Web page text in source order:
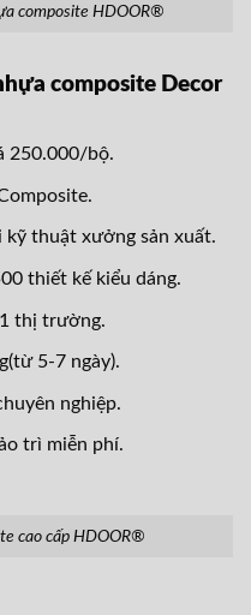
composite HDOOR®
composite Decor
250.000/bộ.
thuật xưởng sản xuất.
thiết kế kiểu dáng.
thị trường.
5-7 ngày).
nghiệp.
trì miễn phí.
cao cấp HDOOR®